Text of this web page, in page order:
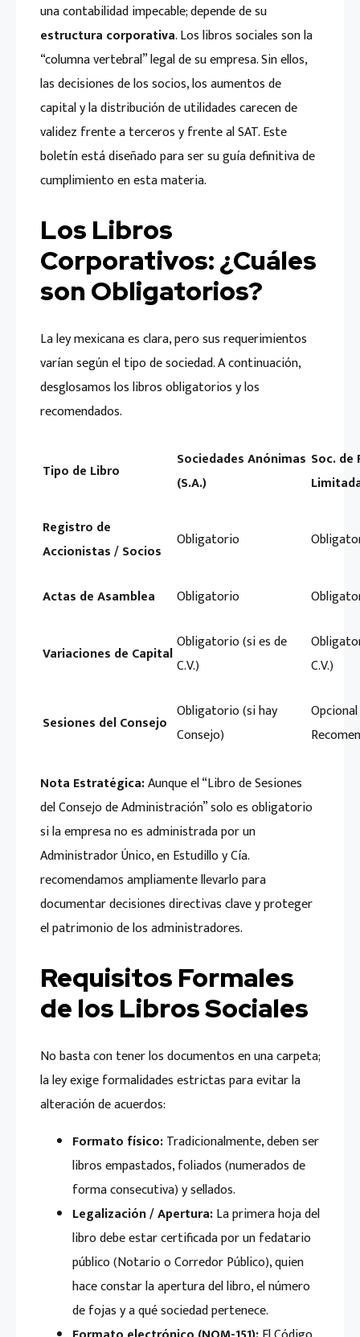
una contabilidad impecable; depende de su
estructura corporativa. Los libros sociales son la
“columna vertebral” legal de su empresa. Sin ellos,
las decisiones de los socios, los aumentos de
capital y la distribución de utilidades carecen de
validez frente a terceros y frente al SAT. Este
boletín está diseñado para ser su guía definitiva de
cumplimiento en esta materia.
Los Libros
Corporativos: ¿Cuáles
son Obligatorios?
La ley mexicana es clara, pero sus requerimientos
varían según el tipo de sociedad. A continuación,
desglosamos los libros obligatorios y los
recomendados.
Tipo de Libro
Sociedades Anónimas
(S.A.)
Soc. de
Registro de
Accionistas / Socios
Obligatorio
Actas de Asamblea Obligatorio
Variaciones de Capital
Obligatorio (si es de
C.V.)
C.V.)
Sesiones del Consejo
Obligatorio (si hay
Consejo)
Nota Estratégica:Aunque el “Libro de Sesiones
del Consejo de Administración” solo es obligatorio
si la empresa no es administrada por un
Administrador Único, en Estudillo y Cía.
recomendamos ampliamente llevarlo para
documentar decisiones directivas clave y proteger
el patrimonio de los administradores.
Requisitos Formales
de los Libros Sociales
No basta con tener los documentos en una carpeta;
la ley exige formalidades estrictas para evitar la
alteración de acuerdos:
Formato físico:Tradicionalmente, deben ser
libros empastados, foliados (numerados de
forma consecutiva) y sellados.
Legalización / Apertura:La primera hoja del
libro debe estar certificada por un fedatario
público (Notario o Corredor Público), quien
hace constar la apertura del libro, el número
de fojas y a qué sociedad pertenece.